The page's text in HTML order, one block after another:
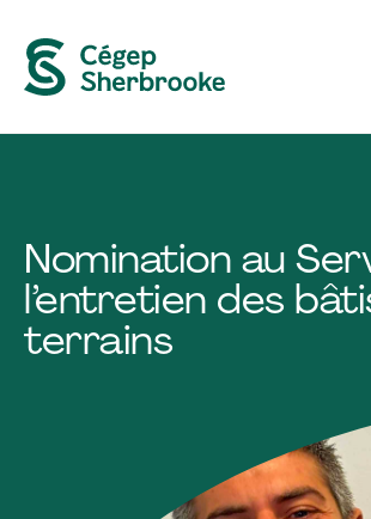
Nomination au
l’entretien des
terrains